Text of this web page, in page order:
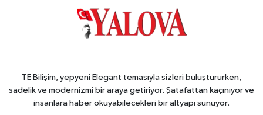
TE Bilişim, yepyeni Elegant temasıyla sizleri buluştururken,
sadelik ve modernizmi bir araya getiriyor. Şatafattan kaçınıyor ve
insanlara haber okuyabilecekleri bir altyapı sunuyor.